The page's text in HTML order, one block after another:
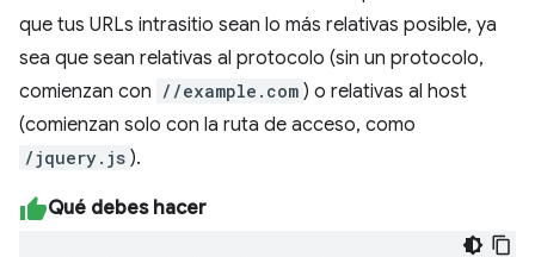
que tus URLs intrasitio sean lo más relativas posible, ya
sea que sean relativas al protocolo (sin un protocolo,
comienzan con //example.com ) o relativas al host
(comienzan solo con la ruta de acceso, como
/jquery.js ).
Qué debes hacer